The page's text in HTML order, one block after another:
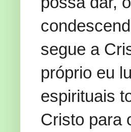
segue a
próprio eu
espirituais
Cristo para